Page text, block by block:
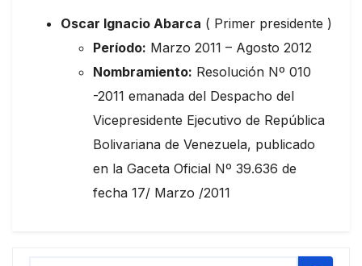
Oscar Ignacio Abarca ( Primer presidente )
Período: Marzo 2011 – Agosto 2012
Nombramiento: Resolución Nº 010
-2011 emanada del Despacho del
Vicepresidente Ejecutivo de República
Bolivariana de Venezuela, publicado
en la Gaceta Oficial Nº 39.636 de
fecha 17/ Marzo /2011